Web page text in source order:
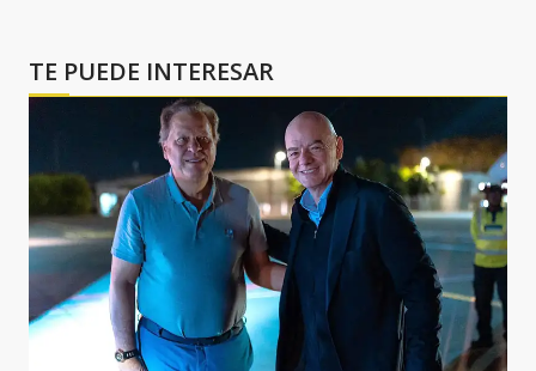
TE PUEDE INTERESAR